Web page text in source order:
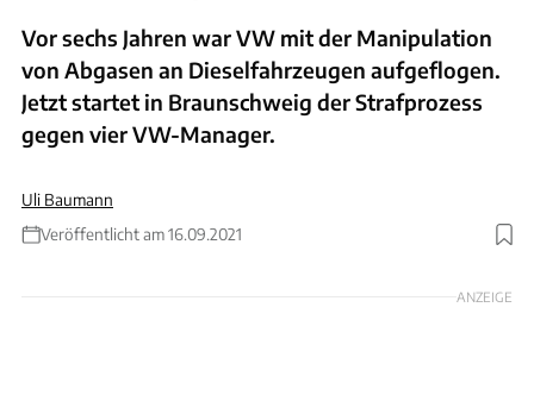
Vor sechs Jahren war VW mit der Manipulation
von Abgasen an Dieselfahrzeugen aufgeflogen.
Jetzt startet in Braunschweig der Strafprozess
gegen vier VW-Manager.
Uli Baumann
Veröffentlicht am 16.09.2021
Foto: Hersteller / Patrick Lang
ANZEIGE